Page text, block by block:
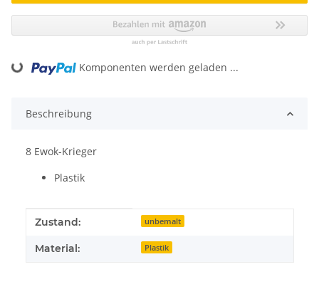
Loading... Komponenten werden geladen ...
Beschreibung
8 Ewok-Krieger
Plastik
Produkteigenschaft
Wert
Zustand: unbemalt
Material: Plastik